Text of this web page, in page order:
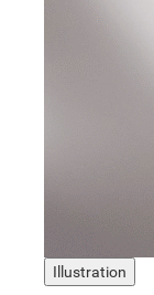
Illustration